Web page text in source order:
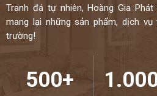
Tranh đá tự nhiên, Hoàng Gia
mang lại những sản phẩm, dịch
trường!
500+